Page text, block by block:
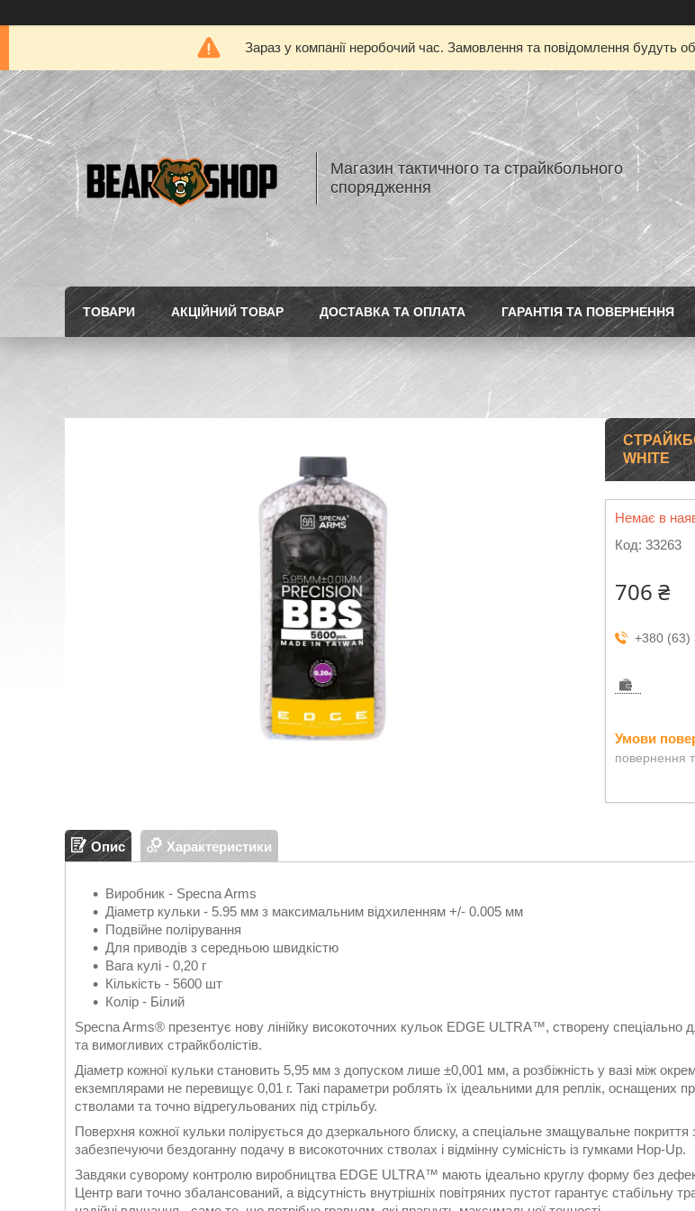
Зараз у компанії неробочий час. Замовлення та повідомлення будуть
Магазин тактичного та страйкбольного
спорядження
ТОВАРИ АКЦІЙНИЙ ТОВАР ДОСТАВКА ТА ОПЛАТА ГАРАНТІЯ ТА ПОВЕРНЕННЯ
WHITE
Немає в
Код: 33263
706 ₴
+380 (63)
повернення
Опис Характеристики
Виробник - Specna Arms
Діаметр кульки - 5.95 мм з максимальним відхиленням +/- 0.005 мм
Подвійне полірування
Для приводів з середньою швидкістю
Вага кулі - 0,20 г
Кількість - 5600 шт
Колір - Білий
Specna Arms® презентує нову лінійку високоточних кульок EDGE ULTRA™, створену спеціально
та вимогливих страйкболістів.
Діаметр кожної кульки становить 5,95 мм з допуском лише ±0,001 мм, а розбіжність у вазі між
екземплярами не перевищує 0,01 г. Такі параметри роблять їх ідеальними для реплік, оснащених
стволами та точно відрегульованих під стрільбу.
Поверхня кожної кульки полірується до дзеркального блиску, а спеціальне змащувальне покриття
забезпечуючи бездоганну подачу в високоточних стволах і відмінну сумісність із гумками Hop-Up.
Завдяки суворому контролю виробництва EDGE ULTRA™ мають ідеально круглу форму без
Центр ваги точно збалансований, а відсутність внутрішніх повітряних пустот гарантує стабільну